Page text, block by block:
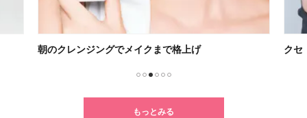
朝のクレンジングでメイクまで格上げ クセ
もっとみる